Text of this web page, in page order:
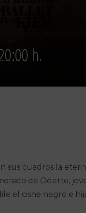
h.
sus cuadros la
de Odette,
el cisne negro e